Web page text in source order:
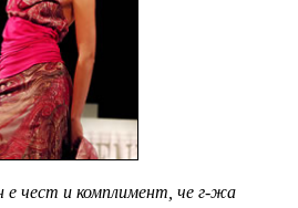
е чест и комплимент, че г-жа